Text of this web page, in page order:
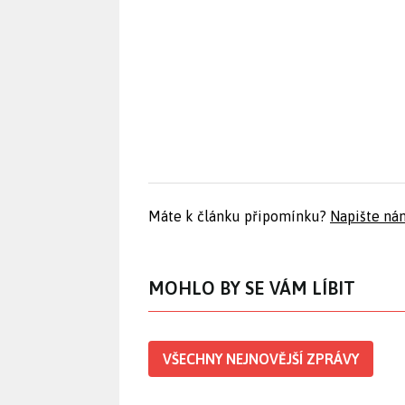
Máte k článku připomínku? Napište
MOHLO BY SE VÁM LÍBIT
VŠECHNY NEJNOVĚJŠÍ ZPRÁVY